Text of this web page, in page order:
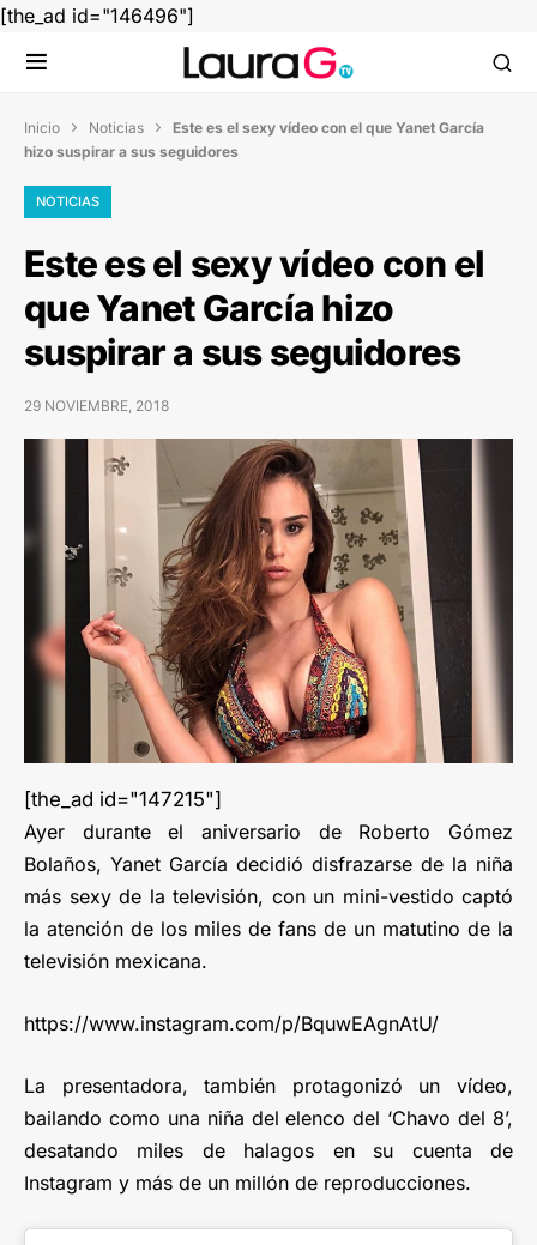
[the_ad id="146496"]
Inicio  Noticias  Este es el sexy vídeo con el que Yanet García
hizo suspirar a sus seguidores
NOTICIAS
Este es el sexy vídeo con el
que Yanet García hizo
suspirar a sus seguidores
29 NOVIEMBRE, 2018
[the_ad id="147215"]
Ayer durante el aniversario de Roberto Gómez
Bolaños, Yanet García decidió disfrazarse de la niña
más sexy de la televisión, con un mini-vestido captó
la atención de los miles de fans de un matutino de la
televisión mexicana.
https://www.instagram.com/p/BquwEAgnAtU/
La presentadora, también protagonizó un vídeo,
bailando como una niña del elenco del ‘Chavo del 8’,
desatando miles de halagos en su cuenta de
Instagram y más de un millón de reproducciones.